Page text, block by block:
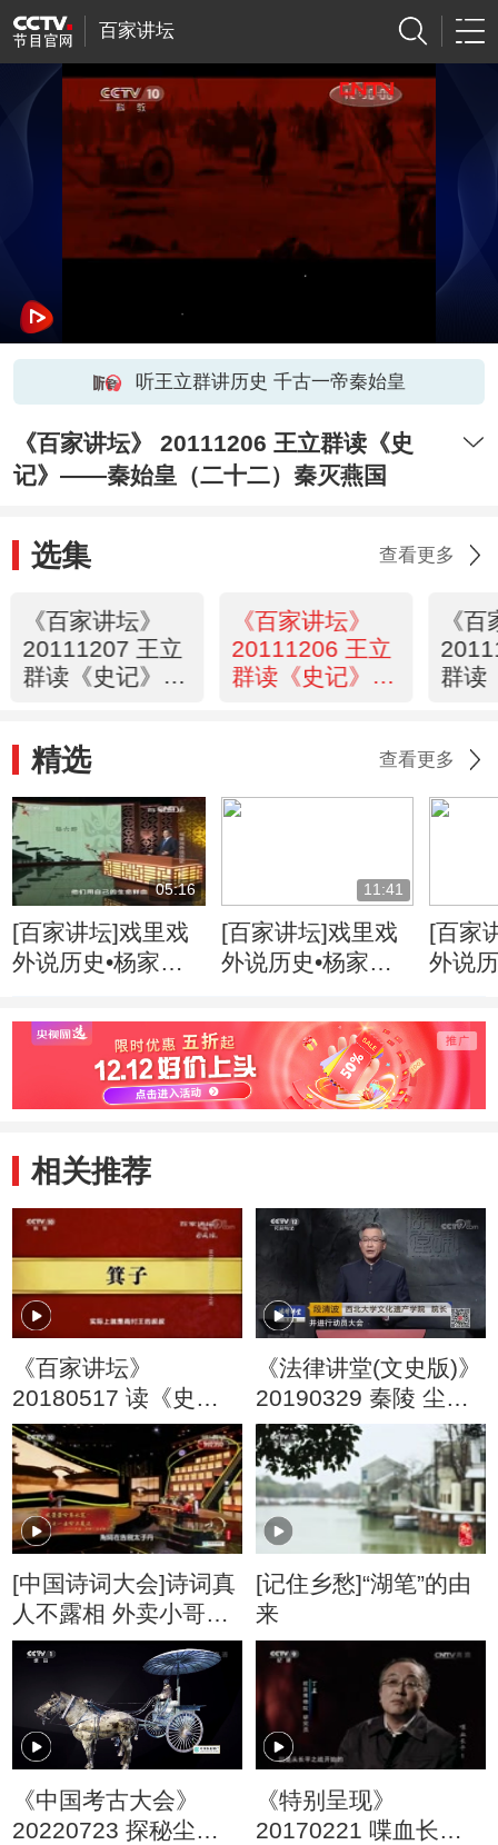
百家讲坛
听王立群讲历史 千古一帝秦始皇
《百家讲坛》 20111206 王立群读《史
记》——秦始皇（二十二）秦灭燕国
选集 查看更多
《百家讲坛》
20111207 王立
群读《史记》
《百家讲坛》
20111206 王立
群读《史记》
《
群读
梁
精选 查看更多
05:16
[百家讲坛]戏里戏
外说历史•杨家将
11:41
[百家讲坛]戏里戏
外说历史•杨家将
[百家
外说
相关推荐
《百家讲坛》
20180517 读《史
记》说比干 1 比干之
死
《法律讲堂(文史版)》
20190329 秦陵 尘封
的帝国（九）秦军怎
么炼成的
[中国诗词大会]诗词真
人不露相 外卖小哥功
力强
[记住乡愁]“湖笔”的由
来
《中国考古大会》
20220723 探秘尘封
《特别呈现》
20170221 喋血长平